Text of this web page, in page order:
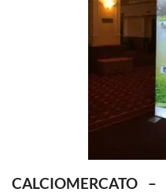
CALCIOMERCATO –